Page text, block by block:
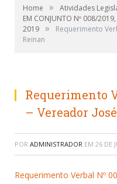
Home » Atividades
EM CONJUNTO Nº 008/2019,
2019 »
Requerimento
Reinan
Requerimento
– Vereador
POR ADMINISTRADOR EM 26 DE
Requerimento Verbal Nº